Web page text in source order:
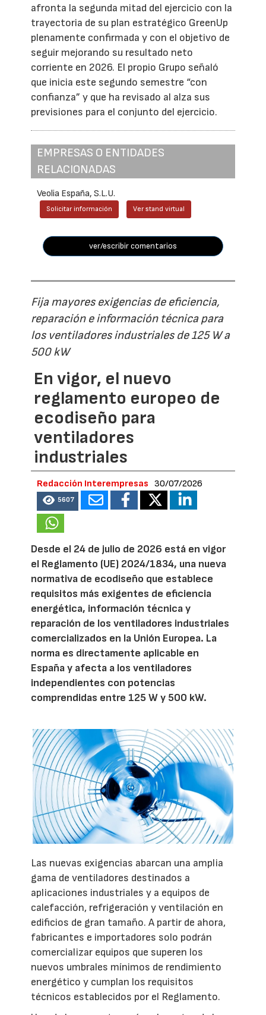
afronta la segunda mitad del ejercicio con la
trayectoria de su plan estratégico GreenUp
plenamente confirmada y con el objetivo de
seguir mejorando su resultado neto
corriente en 2026. El propio Grupo señaló
que inicia este segundo semestre “con
confianza” y que ha revisado al alza sus
previsiones para el conjunto del ejercicio.
EMPRESAS O ENTIDADES
RELACIONADAS
Veolia España, S.L.U.
Solicitar información Ver stand virtual
ver/escribir comentarios
Fija mayores exigencias de eficiencia,
reparación e información técnica para
los ventiladores industriales de 125 W a
500 kW
En vigor, el nuevo
reglamento europeo de
ecodiseño para
ventiladores
industriales
Redacción Interempresas 30/07/2026
5607
Desde el 24 de julio de 2026 está en vigor
el Reglamento (UE) 2024/1834, una nueva
normativa de ecodiseño que establece
requisitos más exigentes de eficiencia
energética, información técnica y
reparación de los ventiladores industriales
comercializados en la Unión Europea. La
norma es directamente aplicable en
España y afecta a los ventiladores
independientes con potencias
comprendidas entre 125 W y 500 kW.
Las nuevas exigencias abarcan una amplia
gama de ventiladores destinados a
aplicaciones industriales y a equipos de
calefacción, refrigeración y ventilación en
edificios de gran tamaño. A partir de ahora,
fabricantes e importadores solo podrán
comercializar equipos que superen los
nuevos umbrales mínimos de rendimiento
energético y cumplan los requisitos
técnicos establecidos por el Reglamento.